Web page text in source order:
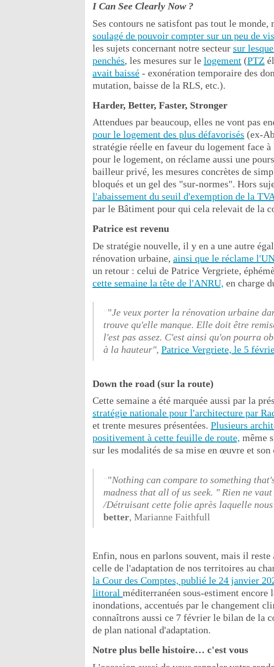
I Can See Clearly Now ?
Ses contours ne satisfont pas tout le monde,
soulagé de pouvoir compter sur un peu de
les sujets concernant notre secteur sur
penchés, les mesures sur le logement (PTZ
avait baissé - exonération temporaire des
mutation, baisse de la RLS, etc.).
Harder, Better, Faster, Stronger
Attendues par beaucoup, elles ne vont pas
pour le logement des plus défavorisés (ex-
stratégie réelle en faveur du logement face
pour le logement, on réclame aussi une
bailleur privé, les mesures concrètes de
bloqués et un gel des "sur-normes". Hors
l'abaissement du seuil d'exemption de la
par le Bâtiment pour qui cela relevait de la
Patrice est revenu
De stratégie nouvelle, il y en a une autre
rénovation urbaine, ainsi que le réclame
un retour : celui de Patrice Vergriete,
cette semaine la tête de l'ANRU, en charge
"Je veux porter la rénovation urbaine
trouve qu'elle manque. Elle doit être
l'est pas assez. C'est ainsi qu'on pourra
à la hauteur", Patrice Vergriete, le 5
Down the road (sur la route)
Cette semaine a été marquée aussi par la
stratégie nationale pour l'architecture par
et trente mesures présentées. Plusieurs
positivement à cette feuille de route, même
sur les modalités de sa mise en œuvre et son
"Nothing can compare to something
madness that all of us seek. " Rien ne
/Détruisant cette folie après laquelle
better, Marianne Faithfull
Enfin, nous en parlons souvent, mais il reste
celle de l'adaptation de nos territoires au
la Cour des Comptes, publié le 24 janvier
littoral méditerranéen sous-estiment encore
inondations, accentués par le changement
connaîtrons aussi ce 7 février le bilan de la
de plan national d'adaptation.
Notre plus belle histoire… c'est vous